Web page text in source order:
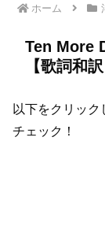
ホーム
Ten More
【歌詞和訳
以下をクリッ
チェック！